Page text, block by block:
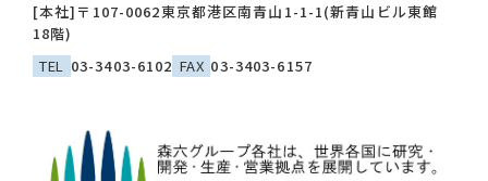
[本社] 〒107-0062東京都港区南青山1-1-1(新青山ビル東館
18階)
TEL 03-3403-6102 FAX 03-3403-6157